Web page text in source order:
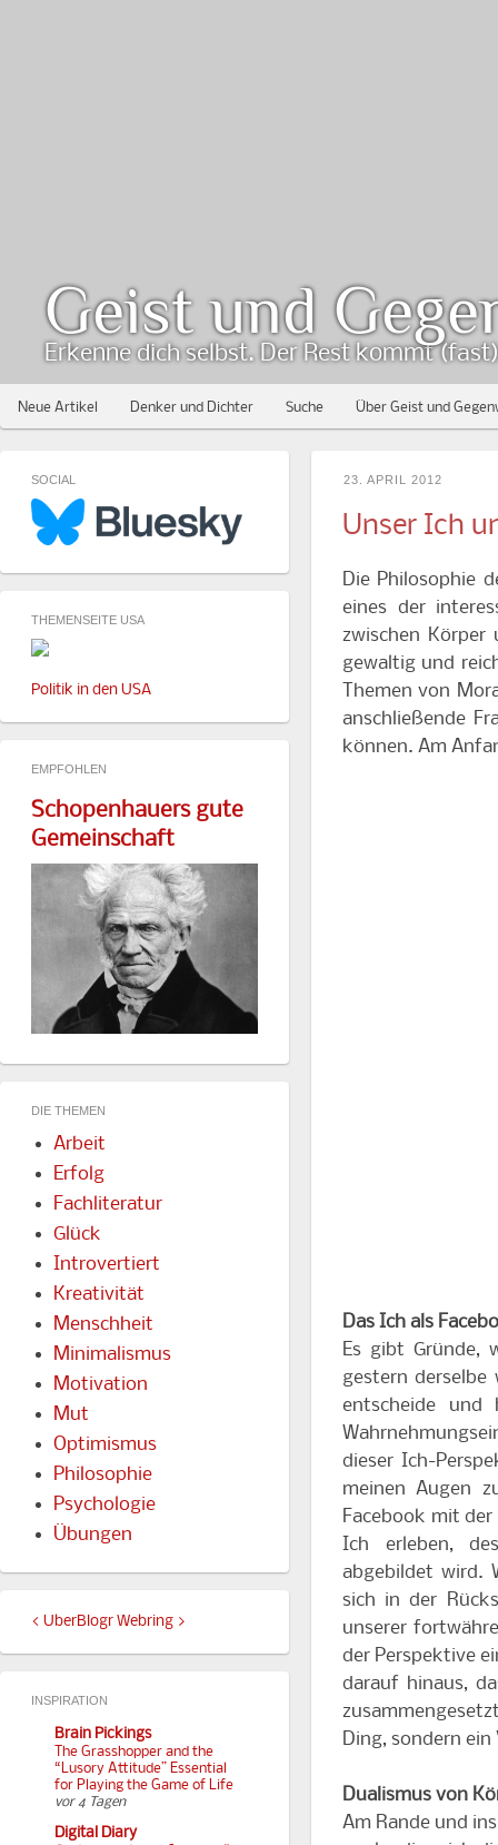
Neue Artikel Denker und Dichter Suche Über Geist und
Geist und
Erkenne dich selbst. Der Rest kommt
23. APRIL 2012
Unser Ich
Die Philosophie
eines der
zwischen Körper
gewaltig und
Themen von
anschließende
können. Am
Das Ich als
Es gibt Gründe,
gestern
entscheide
dieser Ich-
meinen Augen
Facebook mit der
Ich erleben,
abgebildet wird.
sich in der
unserer
der Perspektive
darauf hinaus,
Ding, sondern
Dualismus von
Am Rande und
SOCIAL
THEMENSEITE USA
Politik in den USA
EMPFOHLEN
Schopenhauers gute
Gemeinschaft
DIE THEMEN
Arbeit
Erfolg
Fachliteratur
Glück
Introvertiert
Kreativität
Menschheit
Minimalismus
Motivation
Mut
Optimismus
Philosophie
Psychologie
Übungen
< UberBlogr Webring >
INSPIRATION
Brain Pickings
The Grasshopper and the
“Lusory Attitude” Essential
for Playing the Game of Life
vor 4 Tagen
Digital Diary